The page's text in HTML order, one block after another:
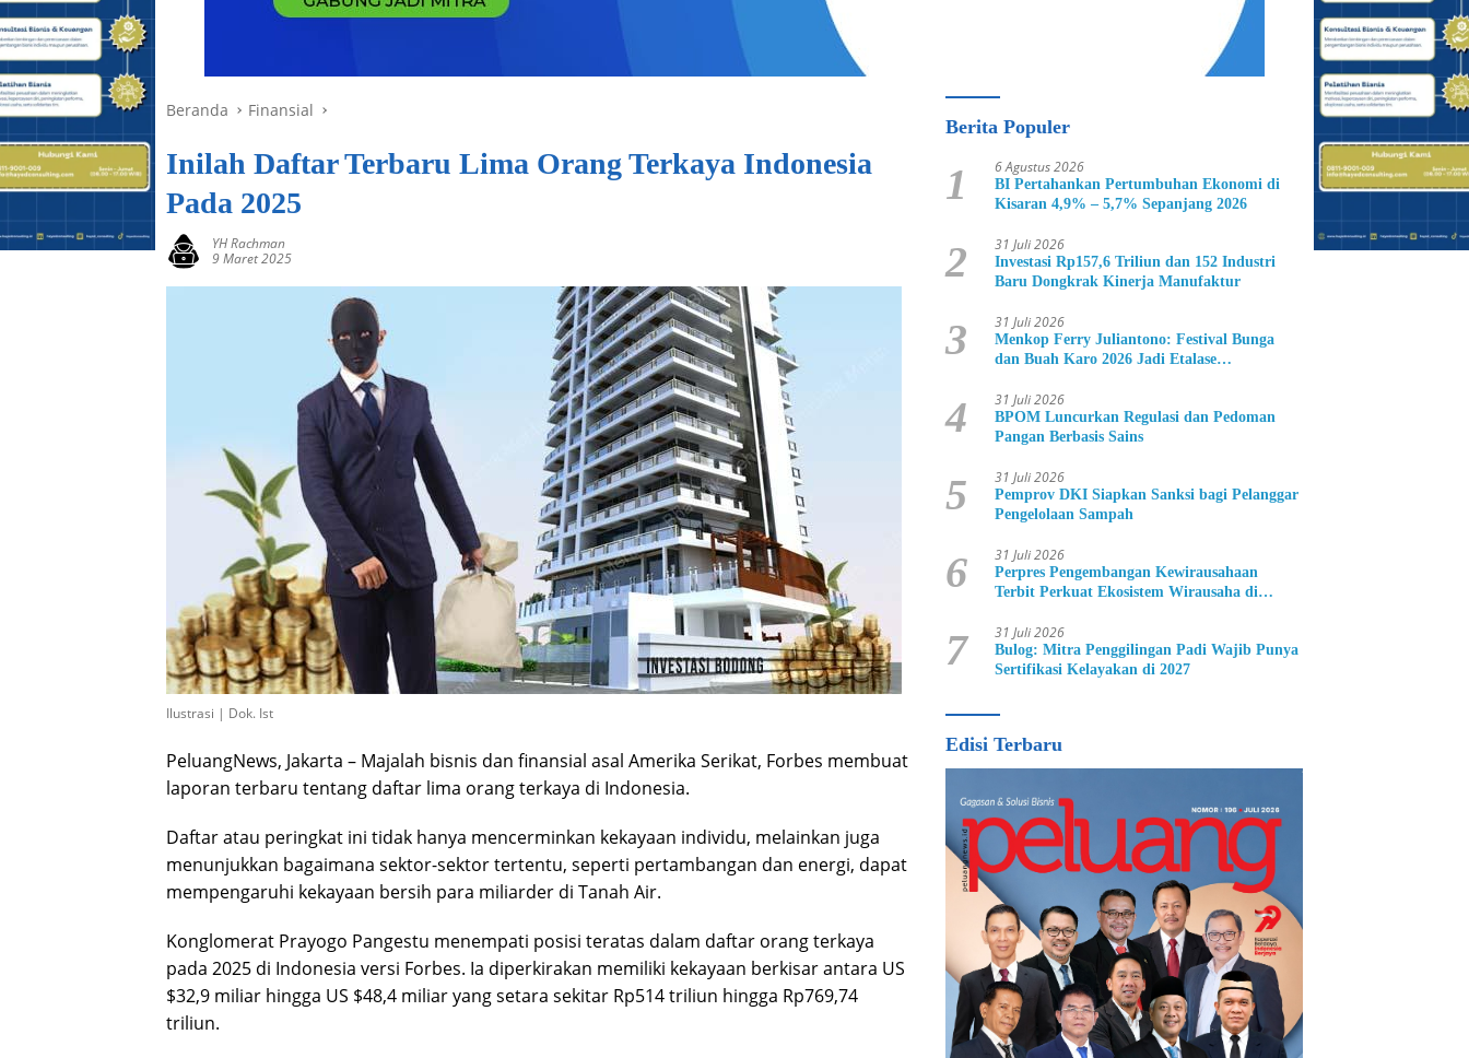
Beranda Finansial
Inilah Daftar Terbaru Lima Orang Terkaya Indonesia
Pada 2025
YH Rachman
9 Maret 2025
Ilustrasi | Dok. Ist
PeluangNews, Jakarta – Majalah bisnis dan finansial asal Amerika Serikat, Forbes membuat
laporan terbaru tentang daftar lima orang terkaya di Indonesia.
Daftar atau peringkat ini tidak hanya mencerminkan kekayaan individu, melainkan juga
menunjukkan bagaimana sektor-sektor tertentu, seperti pertambangan dan energi, dapat
mempengaruhi kekayaan bersih para miliarder di Tanah Air.
Konglomerat Prayogo Pangestu menempati posisi teratas dalam daftar orang terkaya
pada 2025 di Indonesia versi Forbes. Ia diperkirakan memiliki kekayaan berkisar antara US
$32,9 miliar hingga US $48,4 miliar yang setara sekitar Rp514 triliun hingga Rp769,74
triliun.
Berita Populer
1 6 Agustus 2026
BI Pertahankan Pertumbuhan Ekonomi di
Kisaran 4,9% – 5,7% Sepanjang 2026
2 31 Juli 2026
Investasi Rp157,6 Triliun dan 152 Industri
Baru Dongkrak Kinerja Manufaktur
3 31 Juli 2026
Menkop Ferry Juliantono: Festival Bunga
dan Buah Karo 2026 Jadi Etalase
4 31 Juli 2026
BPOM Luncurkan Regulasi dan Pedoman
Pangan Berbasis Sains
5 31 Juli 2026
Pemprov DKI Siapkan Sanksi bagi Pelanggar
Pengelolaan Sampah
6 31 Juli 2026
Perpres Pengembangan Kewirausahaan
Terbit Perkuat Ekosistem Wirausaha di
7 31 Juli 2026
Bulog: Mitra Penggilingan Padi Wajib Punya
Sertifikasi Kelayakan di 2027
Edisi Terbaru